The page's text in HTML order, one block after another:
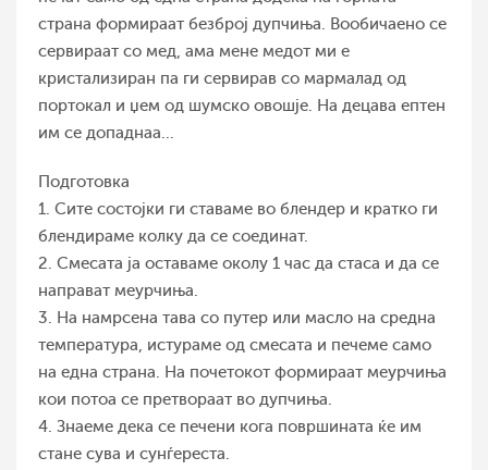
страна формираат безброј дупчиња. Вообичаено се
сервираат со мед, ама мене медот ми е
кристализиран па ги сервирав со мармалад од
портокал и џем од шумско овошје. На децава ептен
им се допаднаа...
Подготовка
1. Сите состојки ги ставаме во блендер и кратко ги
блендираме колку да се соединат.
2. Смесата ја оставаме околу 1 час да стаса и да се
направат меурчиња.
3. На намрсена тава со путер или масло на средна
температура, истураме од смесата и печеме само
на една страна. На почетокот формираат меурчиња
кои потоа се претвораат во дупчиња.
4. Знаеме дека се печени кога површината ќе им
стане сува и сунѓереста.